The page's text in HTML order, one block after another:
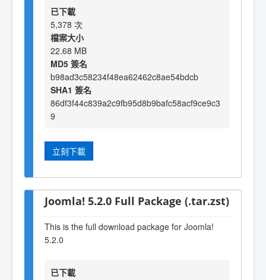
已下載
5,378 次
檔案大小
22.68 MB
MD5 簽名
b98ad3c58234f48ea62462c8ae54bdcb
SHA1 簽名
86df3f44c839a2c9fb95d8b9bafc58acf9ce9c3
9
立刻下載
Joomla! 5.2.0 Full Package (.tar.zst)
This is the full download package for Joomla!
5.2.0
已下載